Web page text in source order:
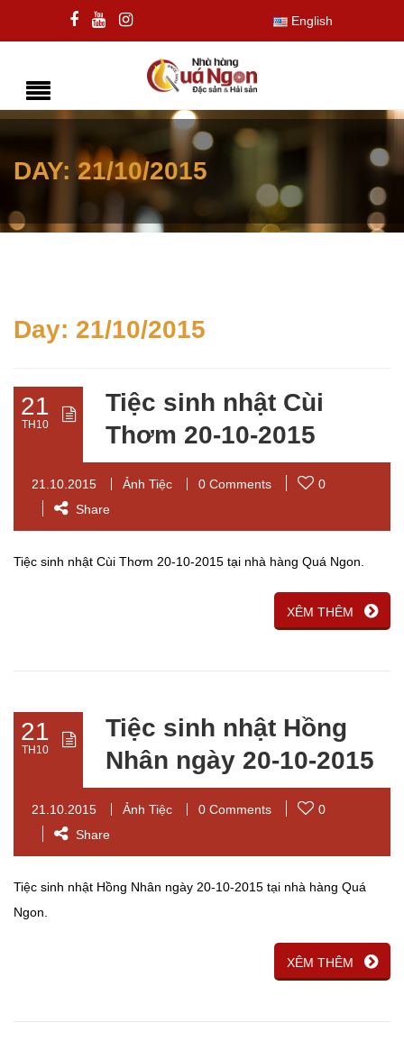
English
DAY:21/10/2015
Day: 21/10/2015
21
TH10
Tiệc sinh nhật Cùi
Thơm 20-10-2015
21.10.2015 Ảnh Tiệc 0 Comments
0
Share
Tiệc sinh nhật Cùi Thơm 20-10-2015 tại nhà hàng Quá Ngon.
XÊM THÊM
21
TH10
Tiệc sinh nhật Hồng
Nhân ngày 20-10-2015
21.10.2015 Ảnh Tiệc 0 Comments
0
Share
Tiệc sinh nhật Hồng Nhân ngày 20-10-2015 tại nhà hàng Quá
Ngon.
XÊM THÊM